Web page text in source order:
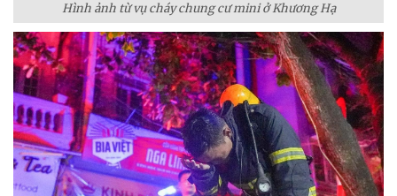
Hình ảnh từ vụ cháy chung cư mini ở Khương Hạ